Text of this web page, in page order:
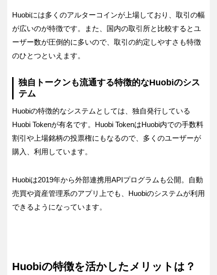
Huobiには多くのアルターコインが上場しており、取引の幅
が広いのが特徴です。また、国内の取引所と比較するとユ
ーザー数が圧倒的に多いので、取引の約定しやすさも特徴
のひとつといえます。
独自トークンも流通する特徴的なHuobiのシス
テム
Huobiの特徴的なシステムとしては、独自発行している
Huobi Tokenが有名です。Huobi TokenはHuobi内での手数料
割引や上場銘柄の投票権にもなるので、多くのユーザーが
購入、利用しています。
Huobiは2019年から外部連携用APIプログラムも公開。自動
売買や資産管理系のアプリ上でも、Huobiのシステムが利用
できるようになっています。
Huobiの特徴を活かしたメリットは？